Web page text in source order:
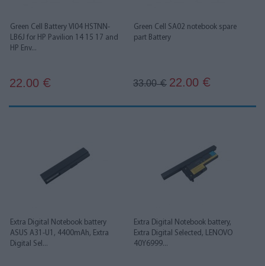
Green Cell Battery VI04 HSTNN-
LB6J for HP Pavilion 14 15 17 and
HP Env...
22.00 €
Green Cell SA02 notebook spare
part Battery
33.00€ 22.00 €
Extra Digital Notebook battery
ASUS A31-U1, 4400mAh, Extra
Digital Sel...
Extra Digital Notebook battery,
Extra Digital Selected, LENOVO
40Y6999...